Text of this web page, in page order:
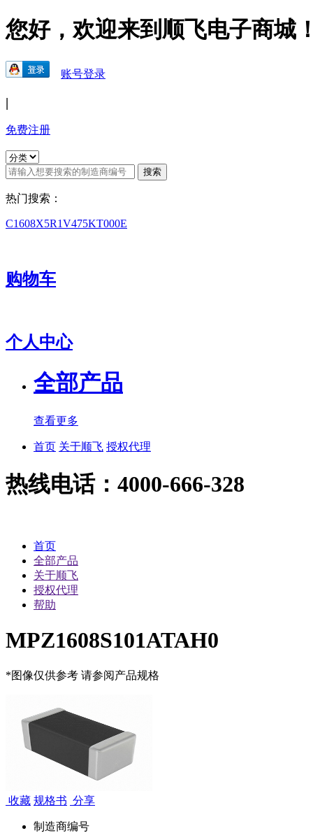
您好，欢迎来到顺飞电子商城
账号登录
|
免费注册
热门搜索：
C1608X5R1V475KT000E
购物车
个人中心
全部产品
查看更多
首页 关于顺飞 授权代理
热线电话：4000-666-328
首页
全部产品
关于顺飞
授权代理
帮助
MPZ1608S101ATAH0
*图像仅供参考 请参阅产品规格
收藏 规格书 分享
制造商编号